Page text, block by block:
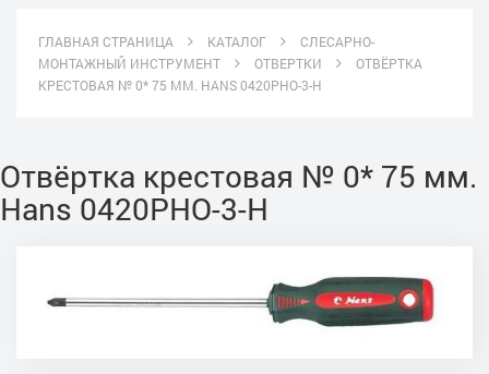
ГЛАВНАЯ СТРАНИЦА КАТАЛОГ
СЛЕСАРНО-
МОНТАЖНЫЙ ИНСТРУМЕНТ
ОТВЕРТКИ
ОТВЁРТКА
КРЕСТОВАЯ № 0* 75 ММ. HANS 0420PHO-3-H
Отвёртка крестовая № 0* 75 мм.
Hans 0420PHO-3-H